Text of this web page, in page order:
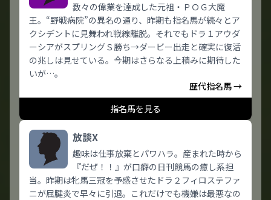
数々の偉業を達成した元祖・ＰＯＧ大魔
王。“野戦病院”の異名の通り、昨期も指名馬が続々とア
クシデントに見舞われ戦線離脱。それでもドラ１アウダ
ーシアがスプリングＳ勝ち→ダービー出走と確実に復活
の兆しは見せている。今期はさらなる上積みに期待した
いが…。
歴代指名馬 →
指名馬を見る
放談X
趣味は仕事放棄とパワハラ。産まれた時から
『だぜ！！』が口癖の日刊競馬の癒し系担
当。昨期は牝馬三冠を予感させたドラ２フィロステファ
ニが屈腱炎で早々に引退。これだけでも機嫌は最悪なの